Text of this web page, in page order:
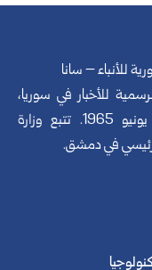
للأنباء – سانا
للأخبار في سوريا،
تأسست في 24 يونيو 1965. تتبع وزارة
في دمشق.